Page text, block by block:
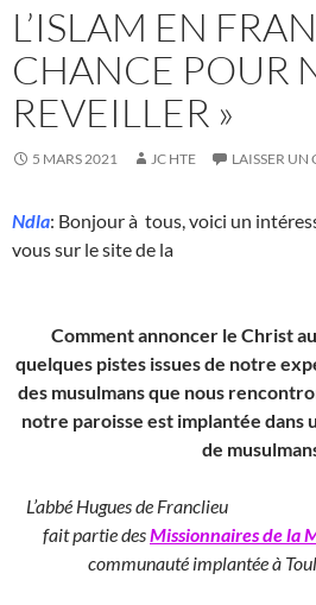
L’ISLAM EN
CHANCE POUR
REVEILLER »
5 MARS 2021 JC HTE LAISSER
Ndla: Bonjour à tous, voici un
vous sur le site de la
Comment annoncer le Christ
quelques pistes issues de notre
des musulmans que nous
notre paroisse est implantée dans
de
L’abbé Hugues de Franclieu
fait partie desMissionnaires de la
communauté implantée à